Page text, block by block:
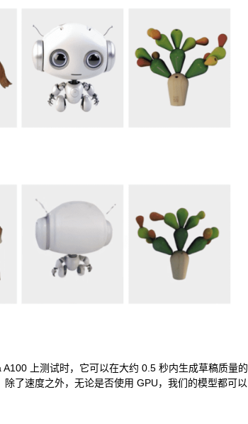
上测试时，它可以在大约 0.5 秒内生成草稿质量的
除了速度之外，无论是否使用 GPU，我们的模型都可以